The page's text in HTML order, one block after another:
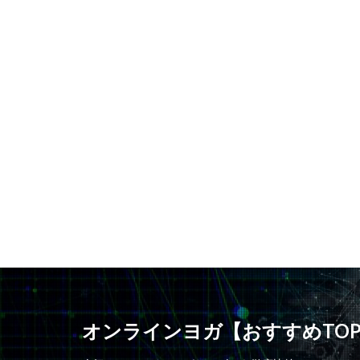
オンラインヨガ【おすすめ